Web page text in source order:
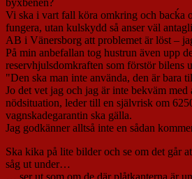
byxbenen?
Vi ska i vart fall köra omkring och bacḱa
fungera, utan kulskydd så anser väl
AB i Vänersborg att problemet är löst –
På min anbefallan tog hustrun även upp
reservhjulsdomkraften som förstör bilens
"Den ska man inte använda, den är bara
Jo det vet jag och jag är inte bekväm med
nödsituation, leder till en självrisk om
vagnskadegarantin ska gälla.
Jag godkänner alltså inte en sådan
Ska kika på lite bilder och se om det går
såg ut under…